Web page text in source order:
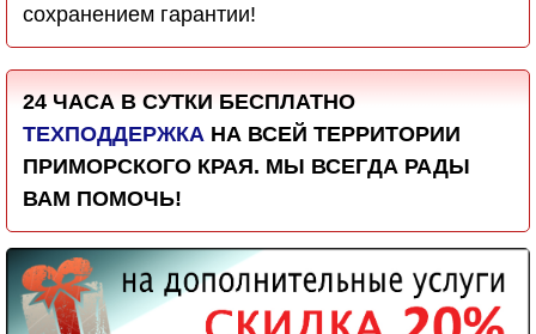
сохранением гарантии!
24 ЧАСА В СУТКИ БЕСПЛАТНО
ТЕХПОДДЕРЖКА НА ВСЕЙ ТЕРРИТОРИИ
ПРИМОРСКОГО КРАЯ. МЫ ВСЕГДА РАДЫ
ВАМ ПОМОЧЬ!